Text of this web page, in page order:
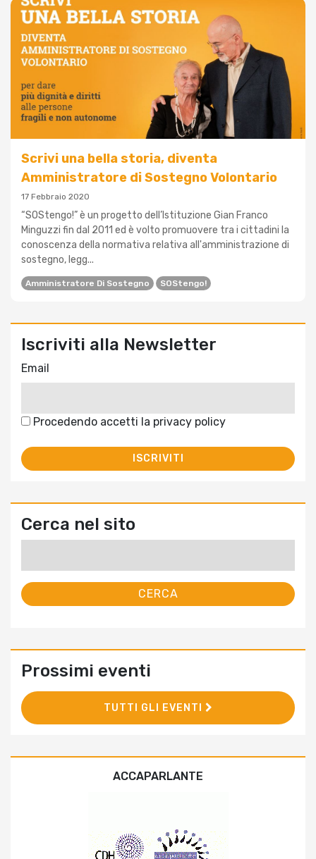
Scrivi una bella storia, diventa
Amministratore di Sostegno Volontario
17 Febbraio 2020
“SOStengo!” è un progetto dell’Istituzione Gian Franco
Minguzzi fin dal 2011 ed è volto promuovere tra i cittadini la
conoscenza della normativa relativa all'amministrazione di
sostegno, legg...
Amministratore Di Sostegno SOStengo!
Iscriviti alla Newsletter
Email
Procedendo accetti la privacy policy
Cerca nel sito
Prossimi eventi
TUTTI GLI EVENTI
ACCAPARLANTE